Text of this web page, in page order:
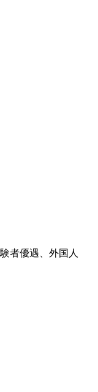
者優遇、外国人